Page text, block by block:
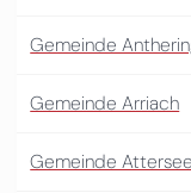
Gemeinde
Gemeinde Arriach
Gemeinde